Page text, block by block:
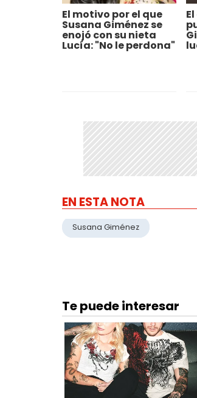
El motivo por el que
Susana Giménez se
enojó con su nieta
Lucía: "No le perdona"
EN ESTA NOTA
Susana Giménez